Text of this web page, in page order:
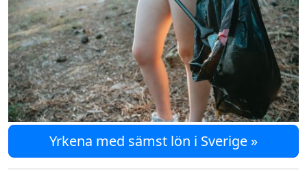
Yrkena med sämst lön i Sverige »